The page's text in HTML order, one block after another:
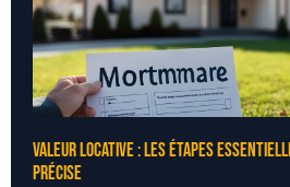
Valeur locative : Les étapes
précise